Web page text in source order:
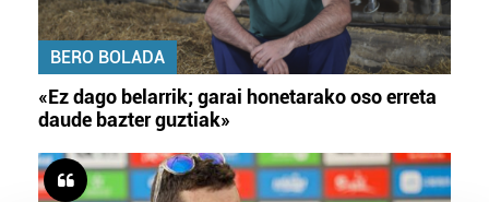
BERO BOLADA
«Ez dago belarrik; garai honetarako oso erreta
daude bazter guztiak»